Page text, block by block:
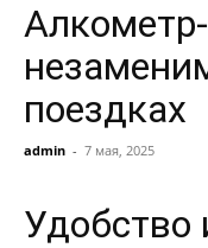
поездках
admin - 7 мая, 2025
Удобство